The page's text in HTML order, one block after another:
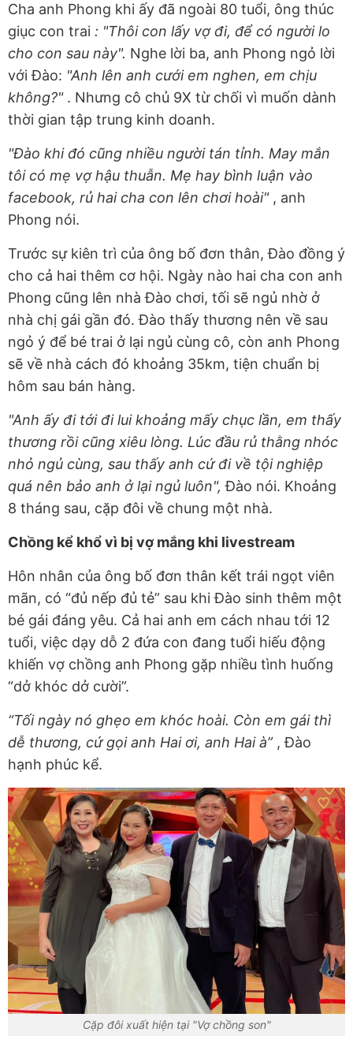
Cha anh Phong khi ấy đã ngoài 80 tuổi, ông thúc
giục con trai : "Thôi con lấy vợ đi, để có người lo
cho con sau này". Nghe lời ba, anh Phong ngỏ lời
với Đào: "Anh lên anh cưới em nghen, em chịu
không?" . Nhưng cô chủ 9X từ chối vì muốn dành
thời gian tập trung kinh doanh.
"Đào khi đó cũng nhiều người tán tỉnh. May mắn
tôi có mẹ vợ hậu thuẫn. Mẹ hay bình luận vào
facebook, rủ hai cha con lên chơi hoài" , anh
Phong nói.
Trước sự kiên trì của ông bố đơn thân, Đào đồng ý
cho cả hai thêm cơ hội. Ngày nào hai cha con anh
Phong cũng lên nhà Đào chơi, tối sẽ ngủ nhờ ở
nhà chị gái gần đó. Đào thấy thương nên về sau
ngỏ ý để bé trai ở lại ngủ cùng cô, còn anh Phong
sẽ về nhà cách đó khoảng 35km, tiện chuẩn bị
hôm sau bán hàng.
"Anh ấy đi tới đi lui khoảng mấy chục lần, em thấy
thương rồi cũng xiêu lòng. Lúc đầu rủ thằng nhóc
nhỏ ngủ cùng, sau thấy anh cứ đi về tội nghiệp
quá nên bảo anh ở lại ngủ luôn",Đào nói. Khoảng
8 tháng sau, cặp đôi về chung một nhà.
Chồng kể khổ vì bị vợ mắng khi livestream
Hôn nhân của ông bố đơn thân kết trái ngọt viên
mãn, có “đủ nếp đủ tẻ” sau khi Đào sinh thêm một
bé gái đáng yêu. Cả hai anh em cách nhau tới 12
tuổi, việc dạy dỗ 2 đứa con đang tuổi hiếu động
khiến vợ chồng anh Phong gặp nhiều tình huống
“dở khóc dở cười”.
“Tối ngày nó ghẹo em khóc hoài. Còn em gái thì
dễ thương, cứ gọi anh Hai ơi, anh Hai à” , Đào
hạnh phúc kể.
Cặp đôi xuất hiện tại "Vợ chồng son"